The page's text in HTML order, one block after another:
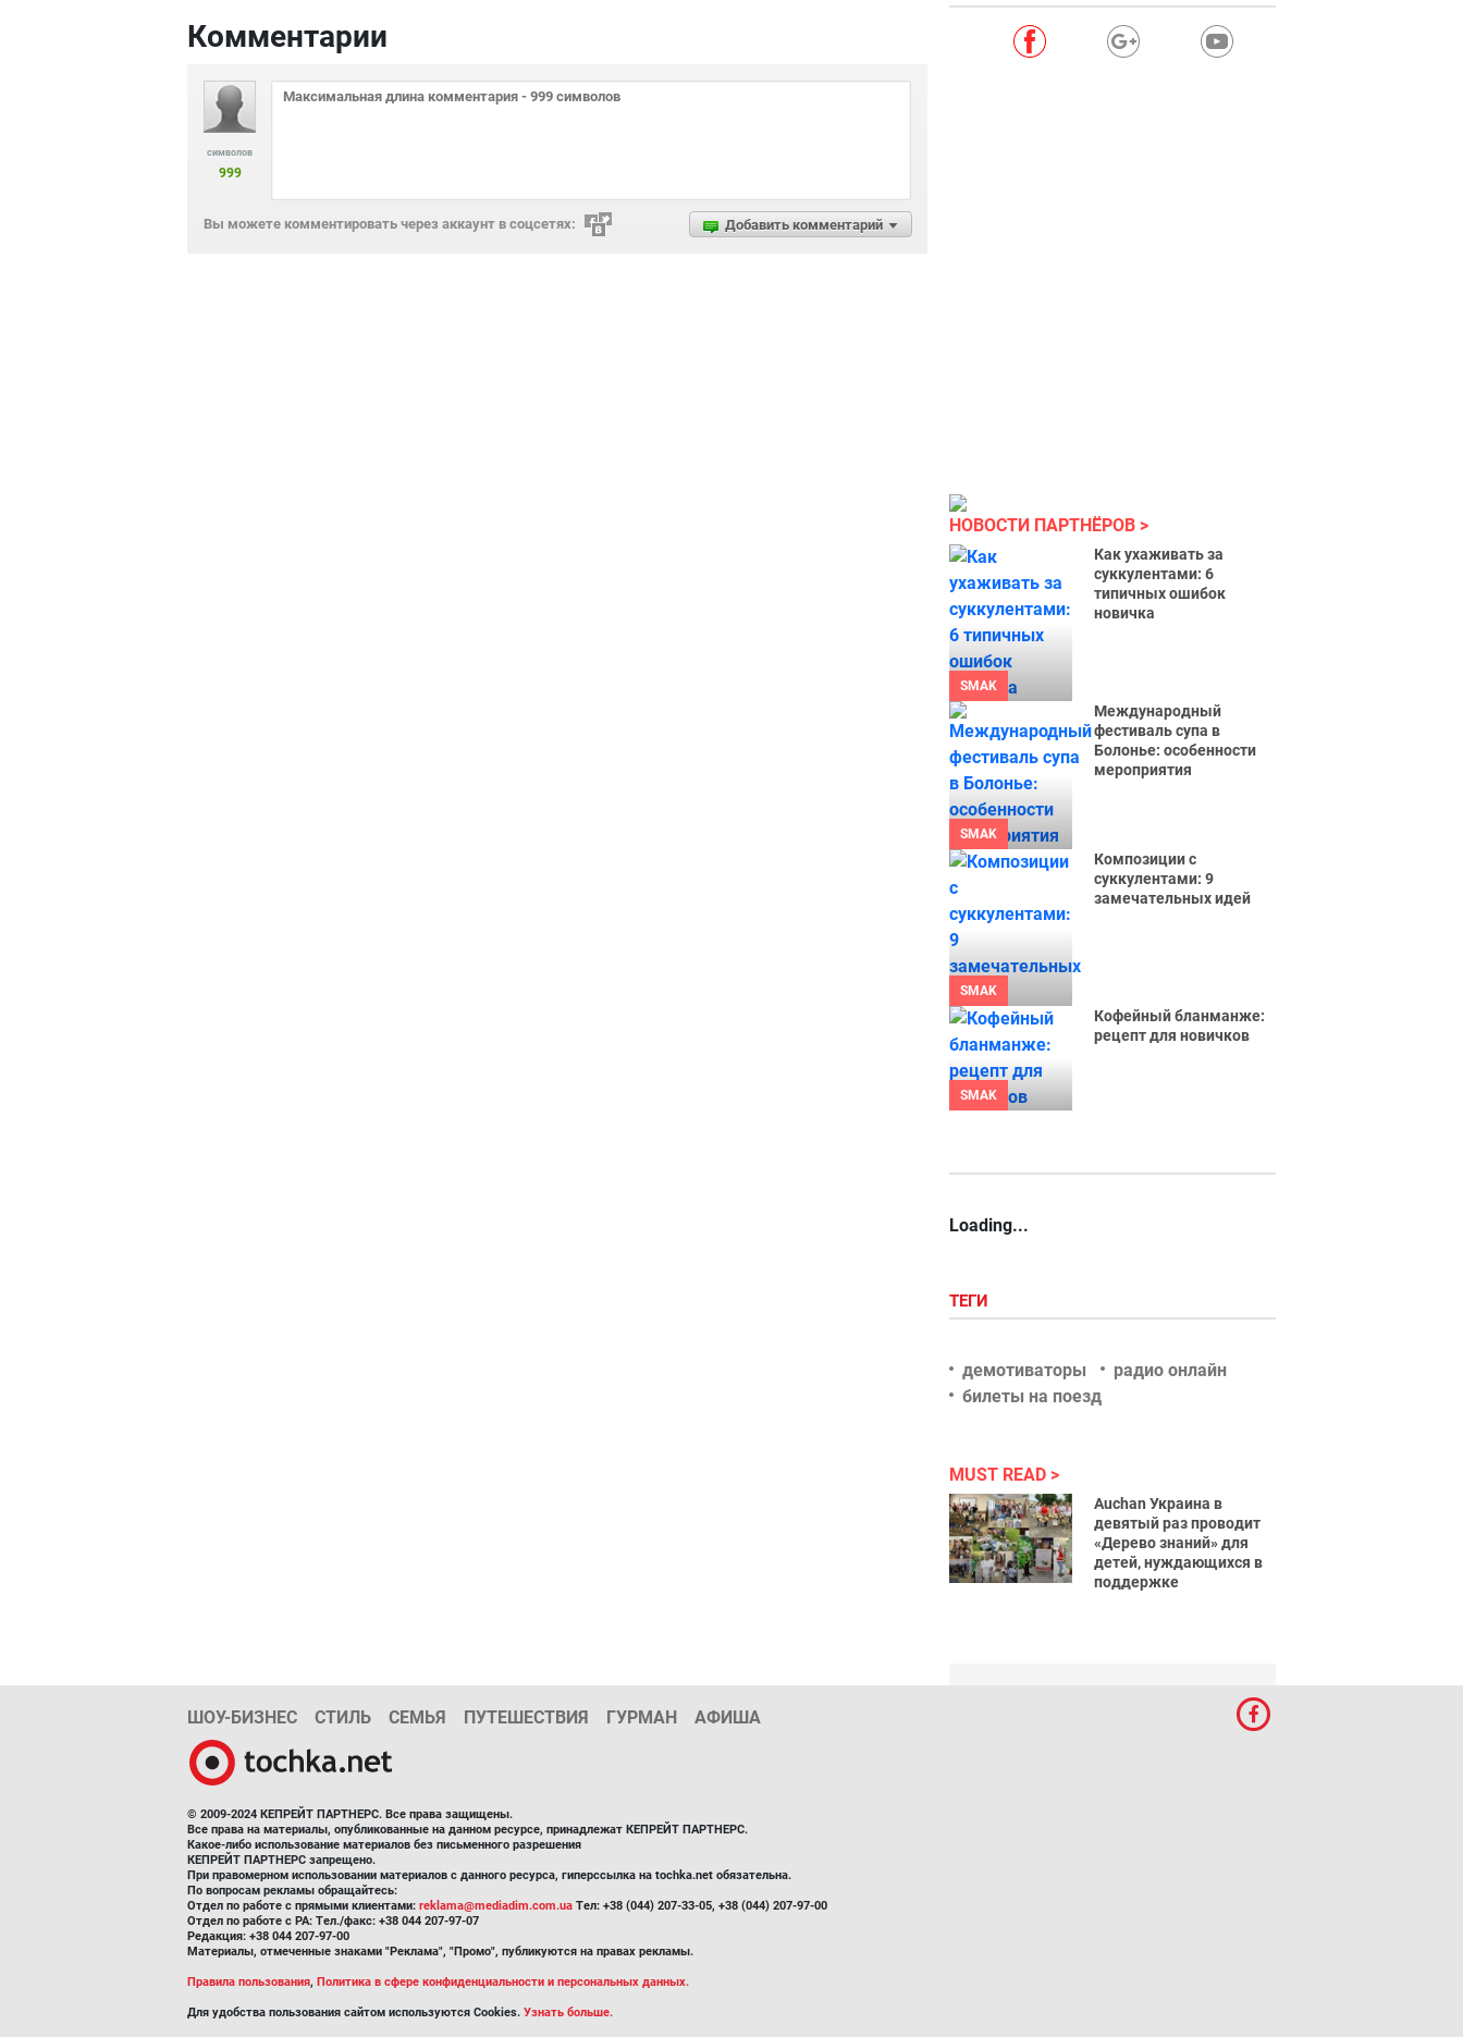
Комментарии
символов
999
Добавить комментарий
Вы можете комментировать через аккаунт в соцсетях:
НОВОСТИ ПАРТНЁРОВ
SMAK
Как ухаживать за
суккулентами: 6
типичных ошибок
новичка
SMAK
Международный
фестиваль супа в
Болонье: особенности
мероприятия
SMAK
Композиции с
суккулентами: 9
замечательных идей
SMAK
Кофейный бланманже:
рецепт для новичков
Loading...
ТЕГИ
демотиваторы
радио онлайн
билеты на поезд
MUST READ
Auchan Украина в
девятый раз проводит
«Дерево знаний» для
детей, нуждающихся в
поддержке
ШОУ-БИЗНЕС СТИЛЬ СЕМЬЯ ПУТЕШЕСТВИЯ ГУРМАН АФИША
© 2009-2024 КЕПРЕЙТ ПАРТНЕРС. Все права защищены.
Все права на материалы, опубликованные на данном ресурсе, принадлежат КЕПРЕЙТ ПАРТНЕРС.
Какое-либо использование материалов без письменного разрешения
КЕПРЕЙТ ПАРТНЕРС запрещено.
При правомерном использовании материалов с данного ресурса, гиперссылка на tochka.net обязательна.
По вопросам рекламы обращайтесь:
Отдел по работе с прямыми клиентами: reklama@mediadim.com.ua Тел: +38 (044) 207-33-05, +38 (044) 207-97-00
Отдел по работе с РА: Тел./факс: +38 044 207-97-07
Редакция: +38 044 207-97-00
Материалы, отмеченные знаками "Реклама", "Промо", публикуются на правах рекламы.
Правила пользования, Политика в сфере конфиденциальности и персональных данных.
Для удобства пользования сайтом используются Cookies. Узнать больше.